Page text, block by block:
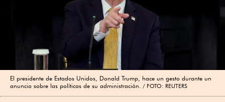
El presidente de Estados Unidos, Donald Trump, hace un gesto durante un
anuncio sobre las políticas de su administración.
FOTO: REUTERS